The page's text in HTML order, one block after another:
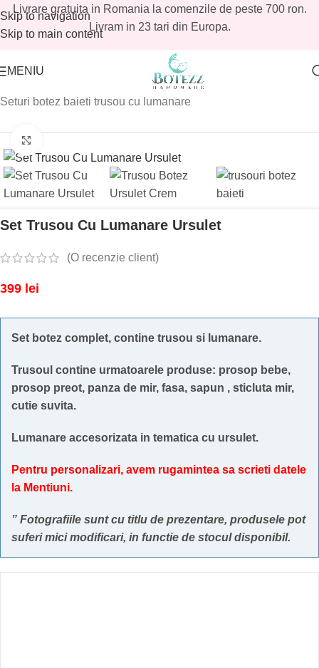
Skip to navigation
Skip to main content
Livrare gratuita in Romania la comenzile de peste 700 ron.
Livram in 23 tari din Europa.
MENIU
Trusouri botez baieti
Seturi botez baieti trusou cu lumanare
Set Trusou Cu Lumanare Ursulet
(O recenzie client)
399 lei
Set botez complet, contine trusou si lumanare.
Trusoul contine urmatoarele produse: prosop bebe,
prosop preot, panza de mir, fasa, sapun , sticluta mir,
cutie suvita.
Lumanare accesorizata in tematica cu ursulet.
Pentru personalizari, avem rugamintea sa scrieti datele
la Mentiuni.
” Fotografiile sunt cu titlu de prezentare, produsele pot
suferi mici modificari, in functie de stocul disponibil.